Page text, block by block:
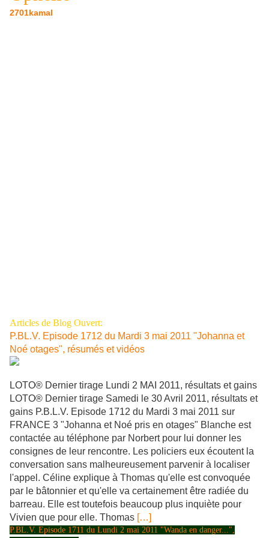
2701kamal
Articles de Blog Ouvert:
P.BL.V. Episode 1712 du Mardi 3 mai 2011 "Johanna et
Noé otages", résumés et vidéos
LOTO® Dernier tirage Lundi 2 MAI 2011, résultats et gains
LOTO® Dernier tirage Samedi le 30 Avril 2011, résultats et
gains P.B.L.V. Episode 1712 du Mardi 3 mai 2011 sur
FRANCE 3 "Johanna et Noé pris en otages" Blanche est
contactée au téléphone par Norbert pour lui donner les
consignes de leur rencontre. Les policiers eux écoutent la
conversation sans malheureusement parvenir à localiser
l'appel. Céline explique à Thomas qu'elle est convoquée
par le bâtonnier et qu'elle va certainement être radiée du
barreau. Elle est toutefois beaucoup plus inquiète pour
Vivien que pour elle. Thomas […]
P.BL.V. Episode 1711 du Lundi 2 mai 2011 "Wanda en danger...",